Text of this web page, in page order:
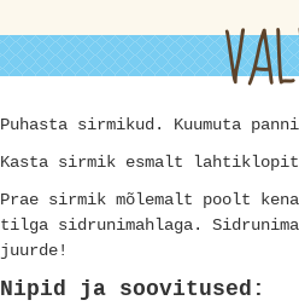
Puhasta sirmikud. Kuumuta
Kasta sirmik esmalt
Prae sirmik mõlemalt poolt
tilga sidrunimahlaga.
juurde!
Nipid ja soovitused: